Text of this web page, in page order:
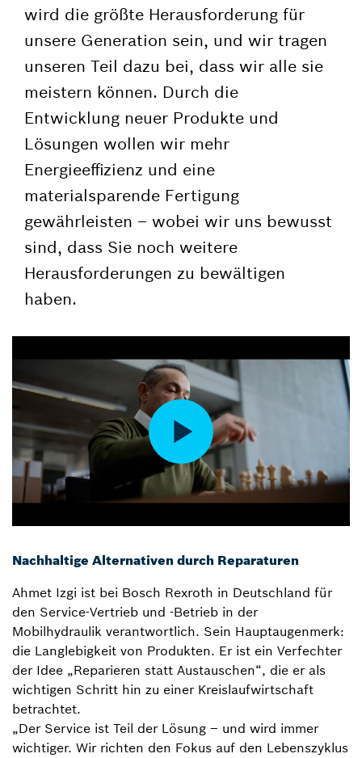
wird die größte Herausforderung für
unsere Generation sein, und wir tragen
unseren Teil dazu bei, dass wir alle sie
meistern können. Durch die
Entwicklung neuer Produkte und
Lösungen wollen wir mehr
Energieeffizienz und eine
materialsparende Fertigung
gewährleisten – wobei wir uns bewusst
sind, dass Sie noch weitere
Herausforderungen zu bewältigen
haben.
Nachhaltige Alternativen durch Reparaturen
Ahmet Izgi ist bei Bosch Rexroth in Deutschland für
den Service-Vertrieb und -Betrieb in der
Mobilhydraulik verantwortlich. Sein Hauptaugenmerk:
die Langlebigkeit von Produkten. Er ist ein Verfechter
der Idee „Reparieren statt Austauschen“, die er als
wichtigen Schritt hin zu einer Kreislaufwirtschaft
betrachtet.
„Der Service ist Teil der Lösung – und wird immer
wichtiger. Wir richten den Fokus auf den Lebenszyklus